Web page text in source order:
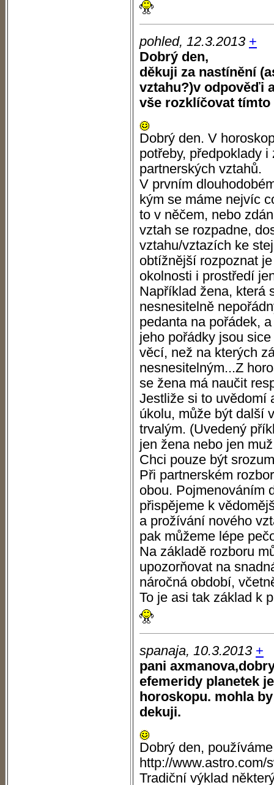
pohled, 12.3.2013 +
Dobrý den,
děkuji za nastínění
vztahu?)v odpověďi
vše rozklíčovat
Dobrý den. V
potřeby, předpoklady
partnerských vztahů.
V prvním
kým se máme nejvíc
to v něčem, nebo
vztah se rozpadne,
vztahu/vztazích ke
obtížnější rozpoznat
okolnosti i prostředí
Například žena, která
nesnesitelně
pedanta na pořádek,
jeho pořádky jsou
věcí, než na kterých
nesnesitelným...Z
se žena má naučit
Jestliže si to uvědomí
úkolu, může být další
trvalým. (Uvedený
jen žena nebo jen
Chci pouze být
Při partnerském
obou. Pojmenováním
přispějeme k
a prožívání nového
pak můžeme lépe
Na základě rozboru
upozorňovat na
náročná období,
To je asi tak základ k
spanaja, 10.3.2013 +
pani
efemeridy planetek
horoskopu. mohla
dekuji.
Dobrý den,
http://www.astro.com/
Tradiční výklad